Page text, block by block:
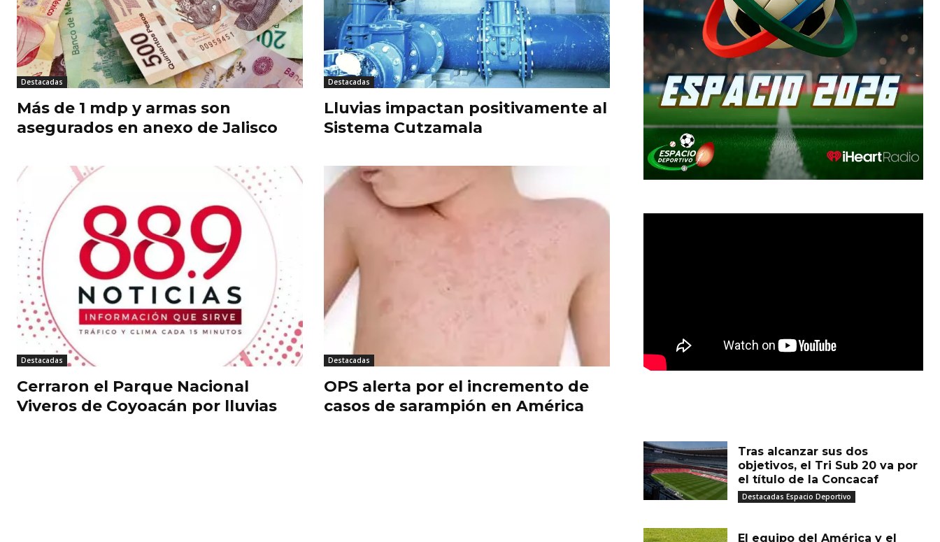
Destacadas
Más de 1 mdp y armas son
asegurados en anexo de Jalisco
Destacadas
Lluvias impactan positivamente al
Sistema Cutzamala
Destacadas
Cerraron el Parque Nacional
Viveros de Coyoacán por lluvias
Destacadas
OPS alerta por el incremento de
casos de sarampión en América
Tras alcanzar sus dos
objetivos, el Tri Sub 20 va por
el título de la Concacaf
Destacadas Espacio Deportivo
El equipo del América y el